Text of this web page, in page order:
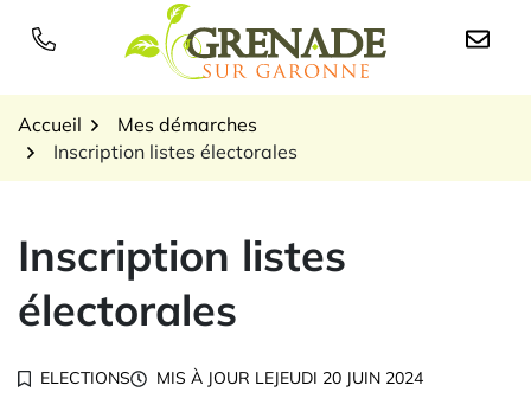
Logo Grenade sur
Accueil
Mes démarches
Inscription listes électorales
Inscription listes
électorales
ELECTIONS MIS À JOUR LEJEUDI 20 JUIN 2024